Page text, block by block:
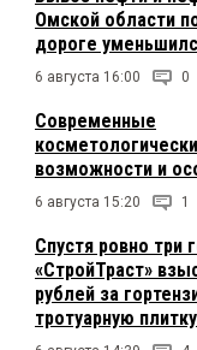
Омской области
дороге
6 августа 16:00 0
Современные
возможности и
6 августа 15:20 1
Спустя ровно три
«СтройТраст»
рублей за
тротуарную плитку